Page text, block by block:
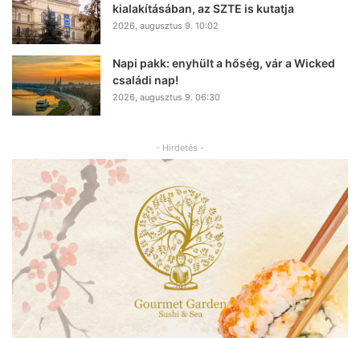
kialakításában, az SZTE is kutatja
2026, augusztus 9. 10:02
Napi pakk: enyhült a hőség, vár a Wicked
családi nap!
2026, augusztus 9. 06:30
- Hirdetés -